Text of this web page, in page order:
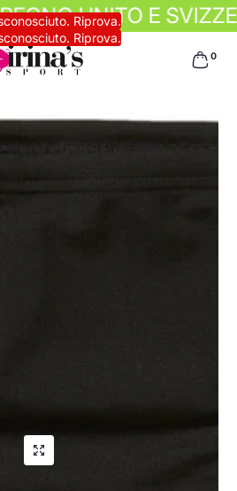
UNITO E
0
0
Riprova.
Riprova.